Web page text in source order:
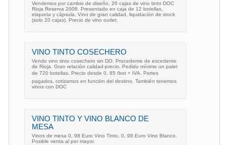
Vendemos por cambio de diseño, 20 cajas de vino tinto DOC
Rioja Reserva 2006. Presentado en caja de 12 botellas,
etiqueta y cápsula. Vino de gran calidad, liquidación de stock
(solo 20 cajas). Precio de vino outlet.
VINO TINTO COSECHERO
Vendo vino tinto cosechero sin DO. Procedente de excedente
de Rioja. Gran relación calidad-precio. Pedido mínimo un palet
de 720 botellas. Precio desde 0, 85 /bot + IVA. Portes
pagados, cotizamos en función del destino. También tenemos
vinos con DOC
VINO TINTO Y VINO BLANCO DE
MESA
Vinos de mesa 0, 98 Euro Vino Tinto, 0, 98 Euro Vino Blanco.
Posible venta al por mayor.